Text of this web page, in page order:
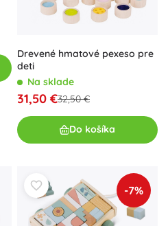
Drevené hmatové pexeso pre
deti
Na sklade
31,50 €32,50 €
Do košíka
-7%